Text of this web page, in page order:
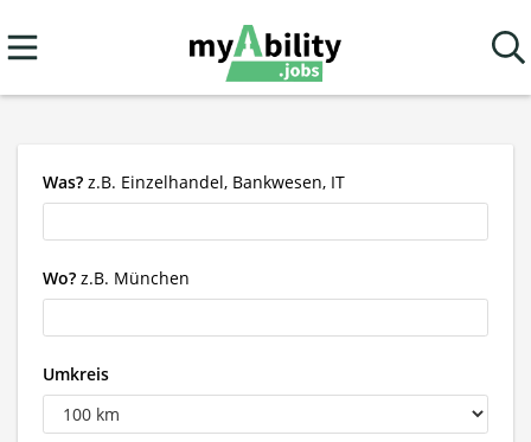
Was? z.B. Einzelhandel, Bankwesen, IT
Wo? z.B. München
Umkreis